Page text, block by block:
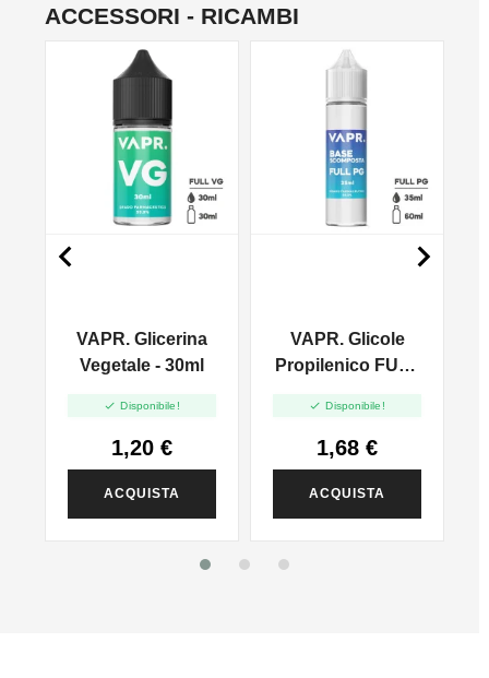
ACCESSORI - RICAMBI
VAPR. Glicerina
Vegetale - 30ml
 Disponibile!
1,20 €
ACQUISTA
VAPR. Glicole
Propilenico FULL
 Disponibile!
1,68 €
ACQUISTA
 